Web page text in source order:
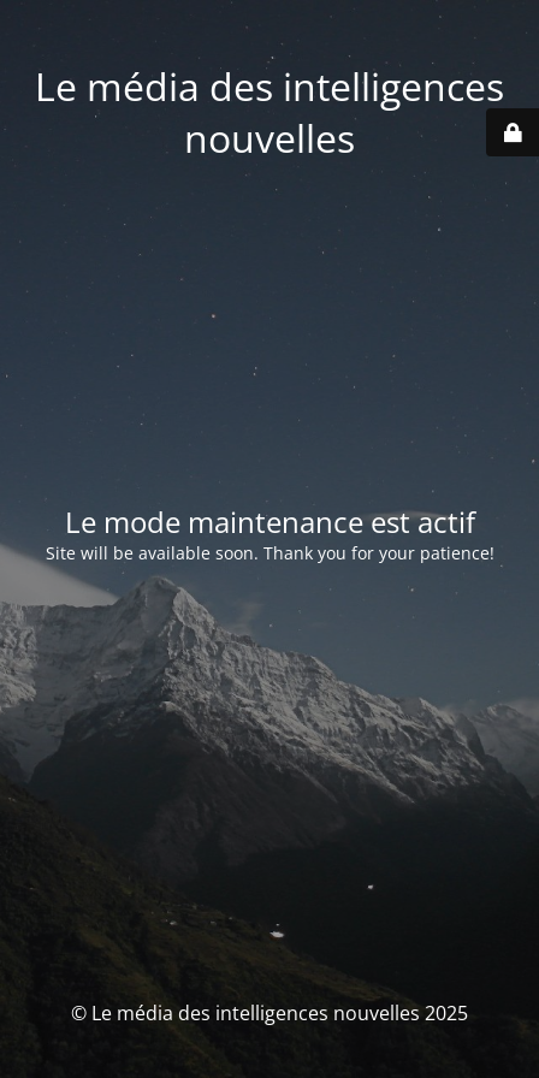
Le média des intelligences
nouvelles
Le mode maintenance est actif
Site will be available soon. Thank you for your patience!
© Le média des intelligences nouvelles 2025